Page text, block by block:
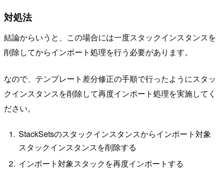
対処法
結論からいうと、この場合には一度スタックインスタンスを
削除してからインポート処理を行う必要があります。
なので、テンプレート差分修正の手順で行ったようにスタッ
クインスタンスを削除して再度インポート処理を実施してく
ださい。
StackSetsのスタックインスタンスからインポート対象
スタックインスタンスを削除する
インポート対象スタックを再度インポートする